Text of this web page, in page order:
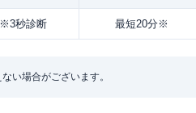
秒診断 最短20分※
い場合がございます。